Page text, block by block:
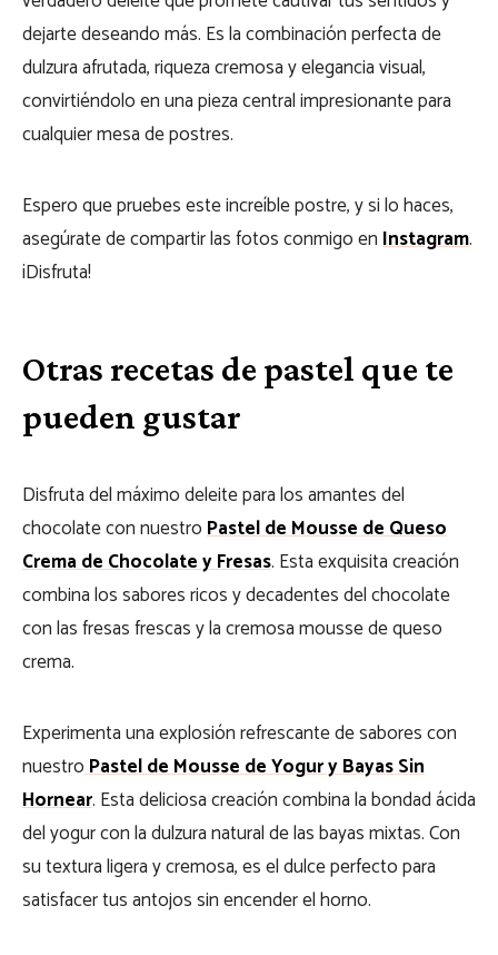
dejarte deseando más. Es la combinación perfecta de
dulzura afrutada, riqueza cremosa y elegancia visual,
convirtiéndolo en una pieza central impresionante para
cualquier mesa de postres.
Espero que pruebes este increíble postre, y si lo haces,
asegúrate de compartir las fotos conmigo enInstagram.
¡Disfruta!
Otras recetas de pastel que te
pueden gustar
Disfruta del máximo deleite para los amantes del
chocolate con nuestroPastel de Mousse de Queso
Crema de Chocolate y Fresas. Esta exquisita creación
combina los sabores ricos y decadentes del chocolate
con las fresas frescas y la cremosa mousse de queso
crema.
Experimenta una explosión refrescante de sabores con
nuestroPastel de Mousse de Yogur y Bayas Sin
Hornear. Esta deliciosa creación combina la bondad ácida
del yogur con la dulzura natural de las bayas mixtas. Con
su textura ligera y cremosa, es el dulce perfecto para
satisfacer tus antojos sin encender el horno.